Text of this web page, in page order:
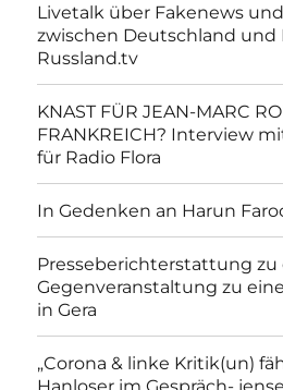
Livetalk über Fakenews
zwischen Deutschland und
Russland.tv
KNAST FÜR JEAN-MARC
FRANKREICH? Interview
für Radio Flora
In Gedenken an Harun
Presseberichterstattung zu
Gegenveranstaltung zu
in Gera
„Corona & linke Kritik(un)
Hanloser im Gespräch-